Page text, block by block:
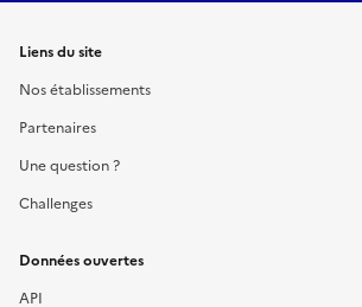
Liens du site
Nos établissements
Partenaires
Une question ?
Challenges
Données ouvertes
API